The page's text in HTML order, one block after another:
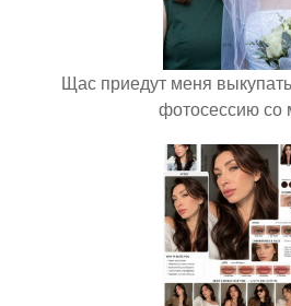
Щас приедут меня
фотосессию со